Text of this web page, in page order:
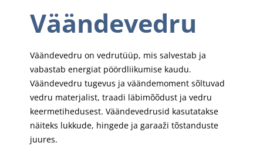
Väändevedru
Väändevedru on vedrutüüp, mis salvestab ja
vabastab energiat pöördliikumise kaudu.
Väändevedru tugevus ja väändemoment sõltuvad
vedru materjalist, traadi läbimõõdust ja vedru
keermetihedusest. Väändevedrusid kasutatakse
näiteks lukkude, hingede ja garaaži tõstanduste
juures.